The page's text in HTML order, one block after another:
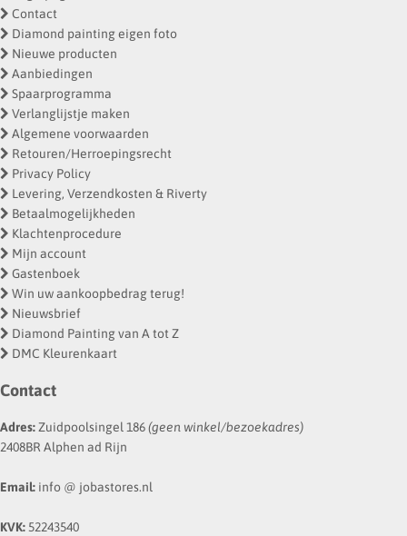
Contact
Diamond painting eigen foto
Nieuwe producten
Aanbiedingen
Spaarprogramma
Verlanglijstje maken
Algemene voorwaarden
Retouren/Herroepingsrecht
Privacy Policy
Levering, Verzendkosten & Riverty
Betaalmogelijkheden
Klachtenprocedure
Mijn account
Gastenboek
Win uw aankoopbedrag terug!
Nieuwsbrief
Diamond Painting van A tot Z
DMC Kleurenkaart
Contact
Adres:Zuidpoolsingel 186(geen winkel/bezoekadres)
2408BR Alphen ad Rijn
Email: info @ jobastores.nl
KVK:52243540